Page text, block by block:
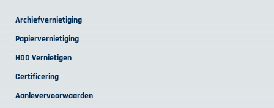
Archiefvernietiging
Papiervernietiging
HDD Vernietigen
Certificering
Aanlevervoorwaarden